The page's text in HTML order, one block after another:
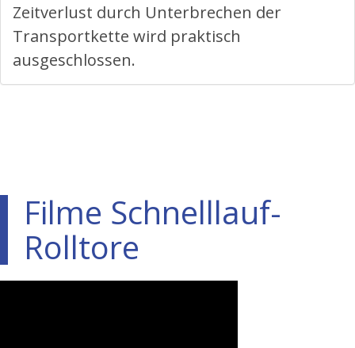
Zeitverlust durch Unterbrechen der
Transportkette wird praktisch
ausgeschlossen.
Filme Schnelllauf-
Rolltore